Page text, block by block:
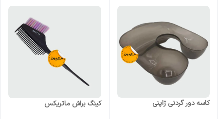
کاسه دور گردنی ژاپنی کینگ براش ماتریکس